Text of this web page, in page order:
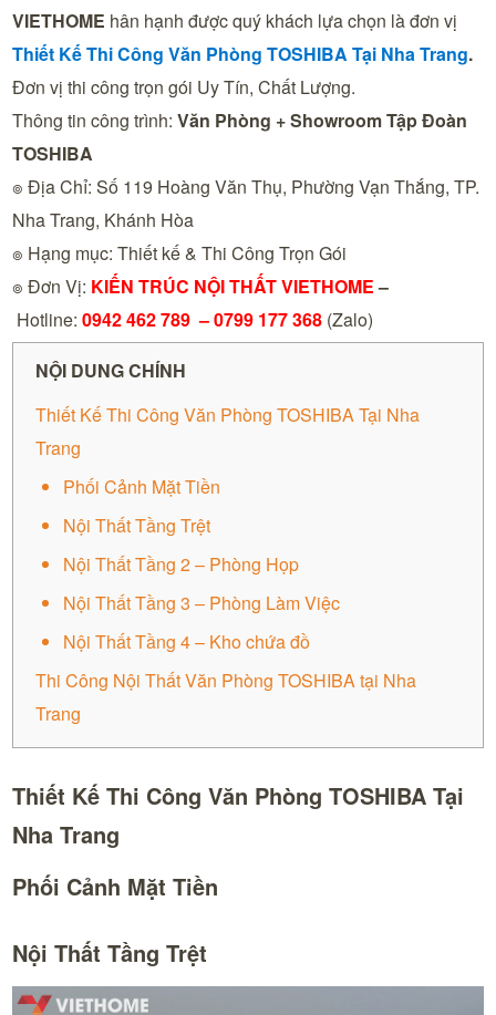
VIETHOME hân hạnh được quý khách lựa chọn là đơn vị
Thiết Kế Thi Công Văn Phòng TOSHIBA Tại Nha Trang.
Đơn vị thi công trọn gói Uy Tín, Chất Lượng.
Thông tin công trình:Văn Phòng + Showroom Tập Đoàn
TOSHIBA
๏ Địa Chỉ: Số 119 Hoàng Văn Thụ, Phường Vạn Thắng, TP.
Nha Trang, Khánh Hòa
๏ Hạng mục: Thiết kế & Thi Công Trọn Gói
๏ Đơn Vị: KIẾN TRÚC NỘI THẤT VIETHOME–
Hotline:0942 462 789 –0799 177 368 (Zalo)
NỘI DUNG CHÍNH
Thiết Kế Thi Công Văn Phòng TOSHIBA Tại Nha
Trang
Phối Cảnh Mặt Tiền
Nội Thất Tầng Trệt
Nội Thất Tầng 2 – Phòng Họp
Nội Thất Tầng 3 – Phòng Làm Việc
Nội Thất Tầng 4 – Kho chứa đồ
Thi Công Nội Thất Văn Phòng TOSHIBA tại Nha
Trang
Thiết Kế Thi Công Văn Phòng TOSHIBA Tại
Nha Trang
Phối Cảnh Mặt Tiền
Nội Thất Tầng Trệt